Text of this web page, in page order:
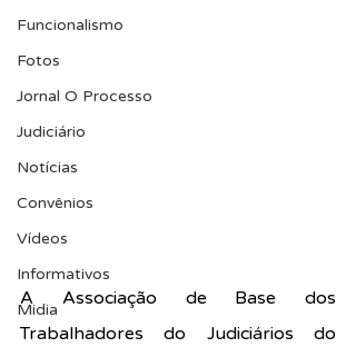
Funcionalismo
Fotos
Jornal O Processo
Judiciário
Notícias
Convênios
Vídeos
Informativos
Midia
A Associação de Base dos
Trabalhadores do Judiciários do